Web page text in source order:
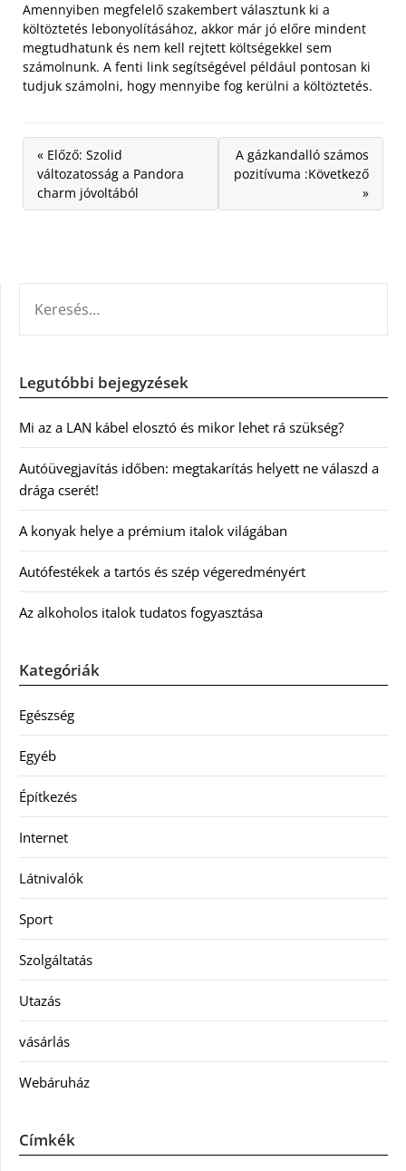
Amennyiben megfelelő szakembert választunk ki a
költöztetés lebonyolításához, akkor már jó előre mindent
megtudhatunk és nem kell rejtett költségekkel sem
számolnunk. A fenti link segítségével például pontosan ki
tudjuk számolni, hogy mennyibe fog kerülni a költöztetés.
« Előző: Szolid
változatosság a Pandora
charm jóvoltából
A gázkandalló számos
pozitívuma :Következő
»
Legutóbbi bejegyzések
Mi az a LAN kábel elosztó és mikor lehet rá szükség?
Autóüvegjavítás időben: megtakarítás helyett ne válaszd a
drága cserét!
A konyak helye a prémium italok világában
Autófestékek a tartós és szép végeredményért
Az alkoholos italok tudatos fogyasztása
Kategóriák
Egészség
Egyéb
Építkezés
Internet
Látnivalók
Sport
Szolgáltatás
Utazás
vásárlás
Webáruház
Címkék